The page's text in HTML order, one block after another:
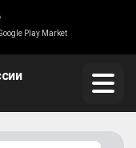
Play Market